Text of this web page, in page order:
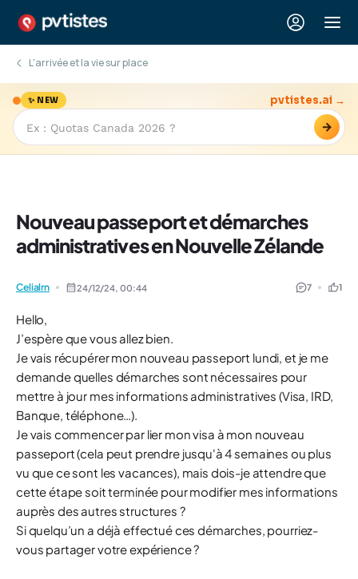
L'arrivée et la vie sur place
✨ NEW
→
pvtistes.ai →
Nouveau passeport et démarches
administratives en Nouvelle Zélande
Celialrn 24/12/24, 00:44 7 1
Hello,
J’espère que vous allez bien.
Je vais récupérer mon nouveau passeport lundi, et je me
demande quelles démarches sont nécessaires pour
mettre à jour mes informations administratives (Visa, IRD,
Banque, téléphone…).
Je vais commencer par lier mon visa à mon nouveau
passeport (cela peut prendre jusqu'à 4 semaines ou plus
vu que ce sont les vacances), mais dois-je attendre que
cette étape soit terminée pour modifier mes informations
auprès des autres structures ?
Si quelqu’un a déjà effectué ces démarches, pourriez-
vous partager votre expérience ?